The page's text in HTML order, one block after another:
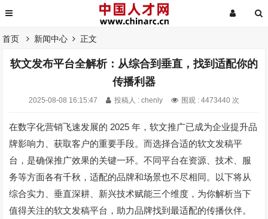
首页 新闻中心 正文
软文发布平台全解析：从综合到垂直，找到适配你的
传播利器
2025-08-08 16:15:47 投稿人 : chenly 围观 : 4473440 次
在数字化营销飞速发展的 2025年，软文推广已成为企业提升品
牌影响力、获取客户的重要手段。而选择合适的软文发稿平
台，是确保推广效果的关键一环。不同平台在资源、技术、服
务等方面各有千秋，适配的品牌和场景也不尽相同。以下将从
综合实力、垂直深耕、新兴技术赋能三个维度，为你解析当下
值得关注的软文发稿平台，助力品牌找到最适配的传播伙伴。